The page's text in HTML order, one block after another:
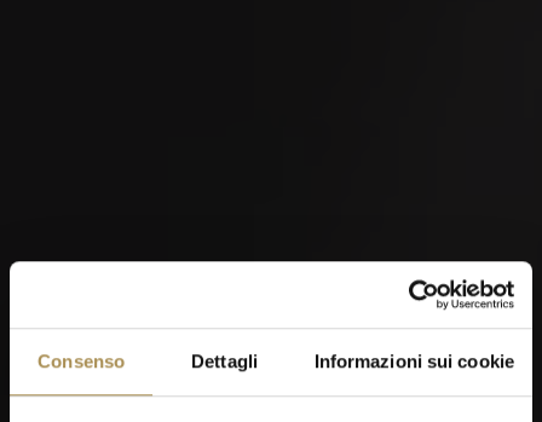
Consenso Dettagli Informazioni sui cookie